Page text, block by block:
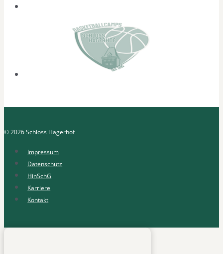
© 2026 Schloss Hagerhof
Impressum
Datenschutz
HinSchG
Karriere
Kontakt